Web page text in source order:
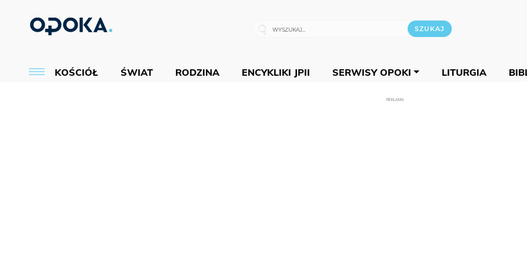
KOŚCIÓŁ ŚWIAT RODZINA ENCYKLIKI JPII SERWISY OPOKI LITURGIA
REKLAMA